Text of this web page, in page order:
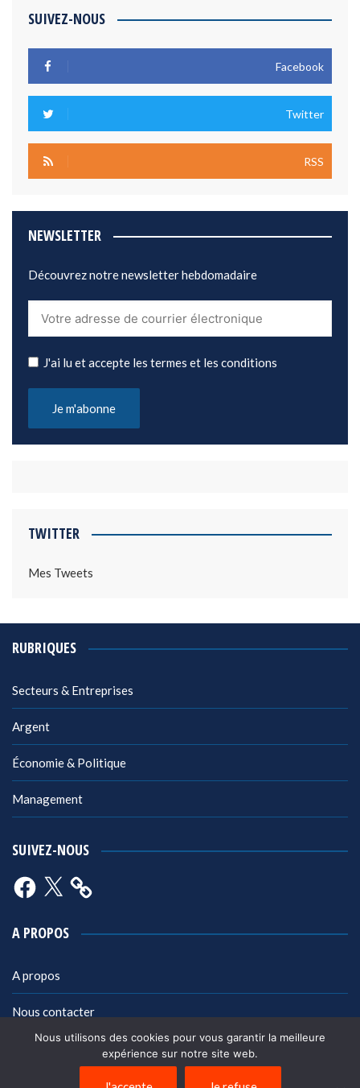
SUIVEZ-NOUS
Facebook
Twitter
RSS
NEWSLETTER
Découvrez notre newsletter hebdomadaire
J'ai lu et accepte les termes et les conditions
TWITTER
Mes Tweets
RUBRIQUES
Secteurs & Entreprises
Argent
Économie & Politique
Management
SUIVEZ-NOUS
Facebook
X
A PROPOS
A propos
Nous contacter
Politique de confidentialité
Nous utilisons des cookies pour vous garantir la meilleure
expérience sur notre site web.